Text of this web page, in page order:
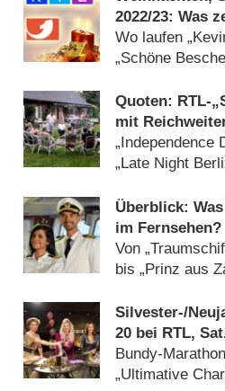
2022/​23: Was
ProSieben,
Wo laufen
„Schöne
Quoten: RTL-
mit
Spencer
„Independence
„Late Night
Überblick:
im Fernsehen?
Von
bis „Prinz aus
Silvester-/​
20 bei RTL,
RTL Zwei und
Bundy-
„Ultimative